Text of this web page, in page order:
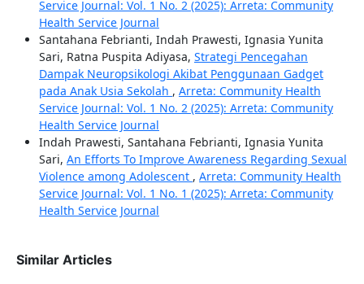
Service Journal: Vol. 1 No. 2 (2025): Arreta: Community
Health Service Journal
Santahana Febrianti, Indah Prawesti, Ignasia Yunita
Sari, Ratna Puspita Adiyasa, Strategi Pencegahan
Dampak Neuropsikologi Akibat Penggunaan Gadget
pada Anak Usia Sekolah , Arreta: Community Health
Service Journal: Vol. 1 No. 2 (2025): Arreta: Community
Health Service Journal
Indah Prawesti, Santahana Febrianti, Ignasia Yunita
Sari, An Efforts To Improve Awareness Regarding Sexual
Violence among Adolescent , Arreta: Community Health
Service Journal: Vol. 1 No. 1 (2025): Arreta: Community
Health Service Journal
Similar Articles